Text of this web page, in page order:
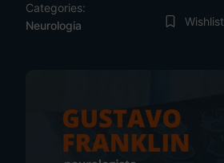
Categories:
Neurologia
Wishlist